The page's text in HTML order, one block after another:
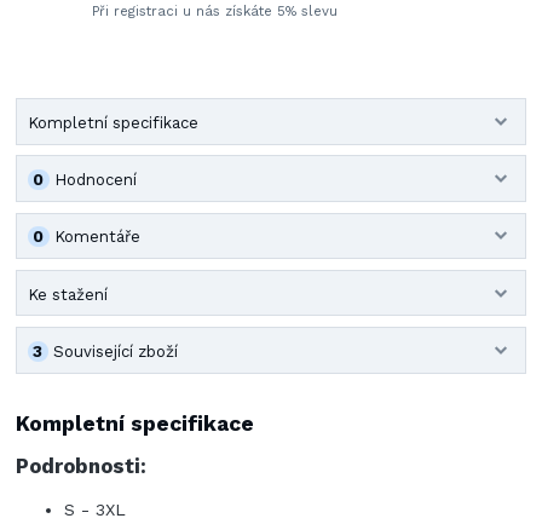
Při registraci u nás získáte 5% slevu
Kompletní specifikace
Hodnocení
0
Komentáře
0
Ke stažení
Související zboží
3
Kompletní specifikace
Podrobnosti:
S - 3XL